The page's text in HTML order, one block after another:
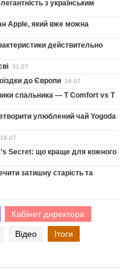
з українським
Apple, який вже можна
действительно
31.07
до Європи 26.07
спальника — T Comfort vs T
улюблений чай Yogoda
16.07
Secret: що краще для кожного
затишну старість та
Кабінет директора
Відео Ітоги